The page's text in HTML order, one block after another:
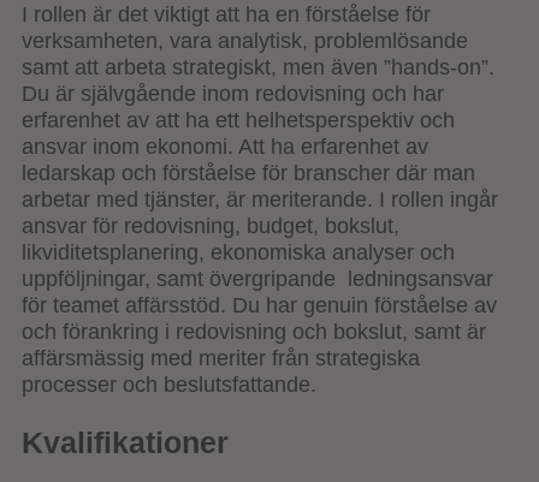
I rollen är det viktigt att ha en förståelse för
verksamheten, vara analytisk, problemlösande
samt att arbeta strategiskt, men även ”hands-on”.
Du är självgående inom redovisning och har
erfarenhet av att ha ett helhetsperspektiv och
ansvar inom ekonomi. Att ha erfarenhet av
ledarskap och förståelse för branscher där man
arbetar med tjänster, är meriterande. I rollen ingår
ansvar för redovisning, budget, bokslut,
likviditetsplanering, ekonomiska analyser och
uppföljningar, samt övergripande ledningsansvar
för teamet affärsstöd. Du har genuin förståelse av
och förankring i redovisning och bokslut, samt är
affärsmässig med meriter från strategiska
processer och beslutsfattande.
Kvalifikationer